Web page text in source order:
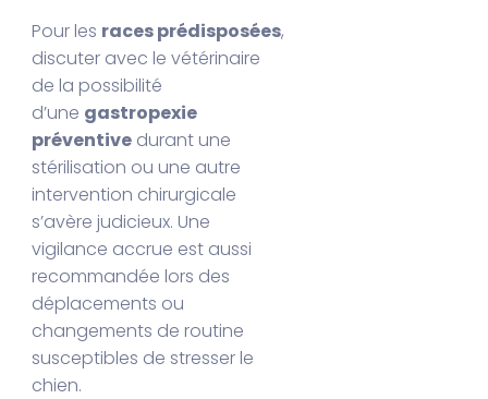
Pour les races prédisposées,
discuter avec le vétérinaire
de la possibilité
d’une gastropexie
préventive durant une
stérilisation ou une autre
intervention chirurgicale
s’avère judicieux. Une
vigilance accrue est aussi
recommandée lors des
déplacements ou
changements de routine
susceptibles de stresser le
chien.